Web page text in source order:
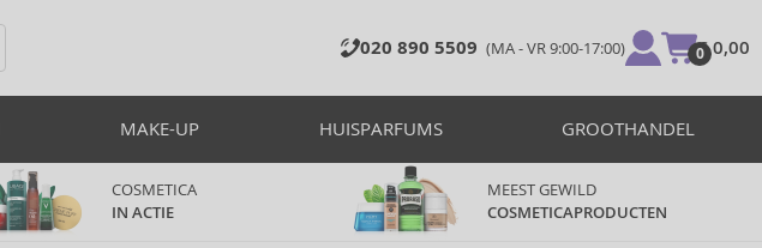
020 890 5509 (MA - VR 9:00-17:00) 0
€ 0,00
MAKE-UP HUISPARFUMS GROOTHANDEL
COSMETICA
IN ACTIE
MEEST GEWILD
COSMETICAPRODUCTEN